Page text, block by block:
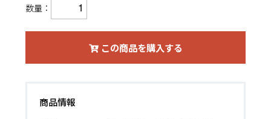
数量：
この商品を購入する
商品情報